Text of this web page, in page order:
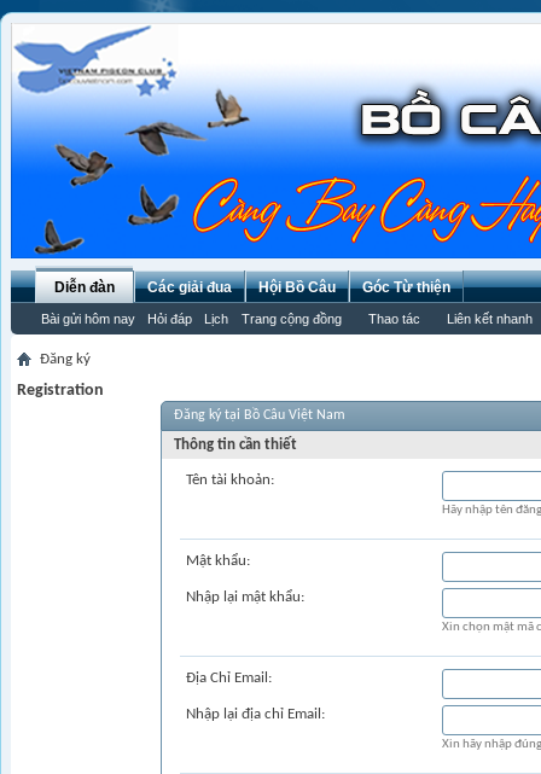
Diễn đàn
Bài gửi hôm nay Hỏi đáp Lịch Trang cộng đồng Thao tác Liên kết nhanh
Các giải đua Hội Bồ Câu Góc Từ thiện
Đăng ký
Registration
Đăng ký tại Bồ Câu Việt Nam
Thông tin cần thiết
Tên tài khoản:
Hãy nhập tên
Mật khẩu:
Nhập lại mật khẩu:
Xin chọn mật mã
Ðịa Chỉ Email:
Nhập lại địa chỉ Email:
Xin hãy nhập